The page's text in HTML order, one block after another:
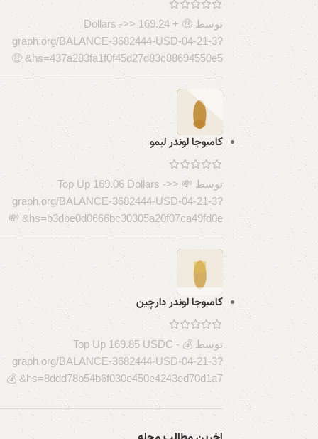
توسط 🤑 + 169.24 Dollars ->>
graph.org/BALANCE-3682444-USD-04-21-3?
hs=437a283fa1f0f45d27d83c88694550e5& 🤑
کامبوجا لوندر لیمو
توسط 💸 Top Up 169.06 Dollars ->>
graph.org/BALANCE-3682444-USD-04-21-3?
hs=b3dbe0d0666bc30305a20f07ca49fd0e& 💸
کامبوجا لوندر دارچین
توسط 💰 Top Up 169.85 USDC -
graph.org/BALANCE-3682444-USD-04-21-3?
hs=8ddd78b54b6f030e450e4243ed70d1a7& 💰